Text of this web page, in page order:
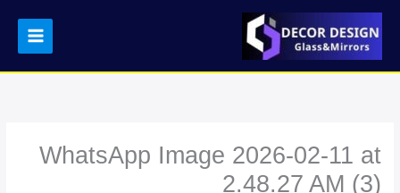
المحتوى
WhatsApp Image 2026-02-11 at
2.48.27 AM (3)